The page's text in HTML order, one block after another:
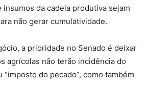
da cadeia produtiva sejam
não gerar cumulatividade.
a prioridade no Senado é deixar
agrícolas não terão incidência do
do pecado”, como também